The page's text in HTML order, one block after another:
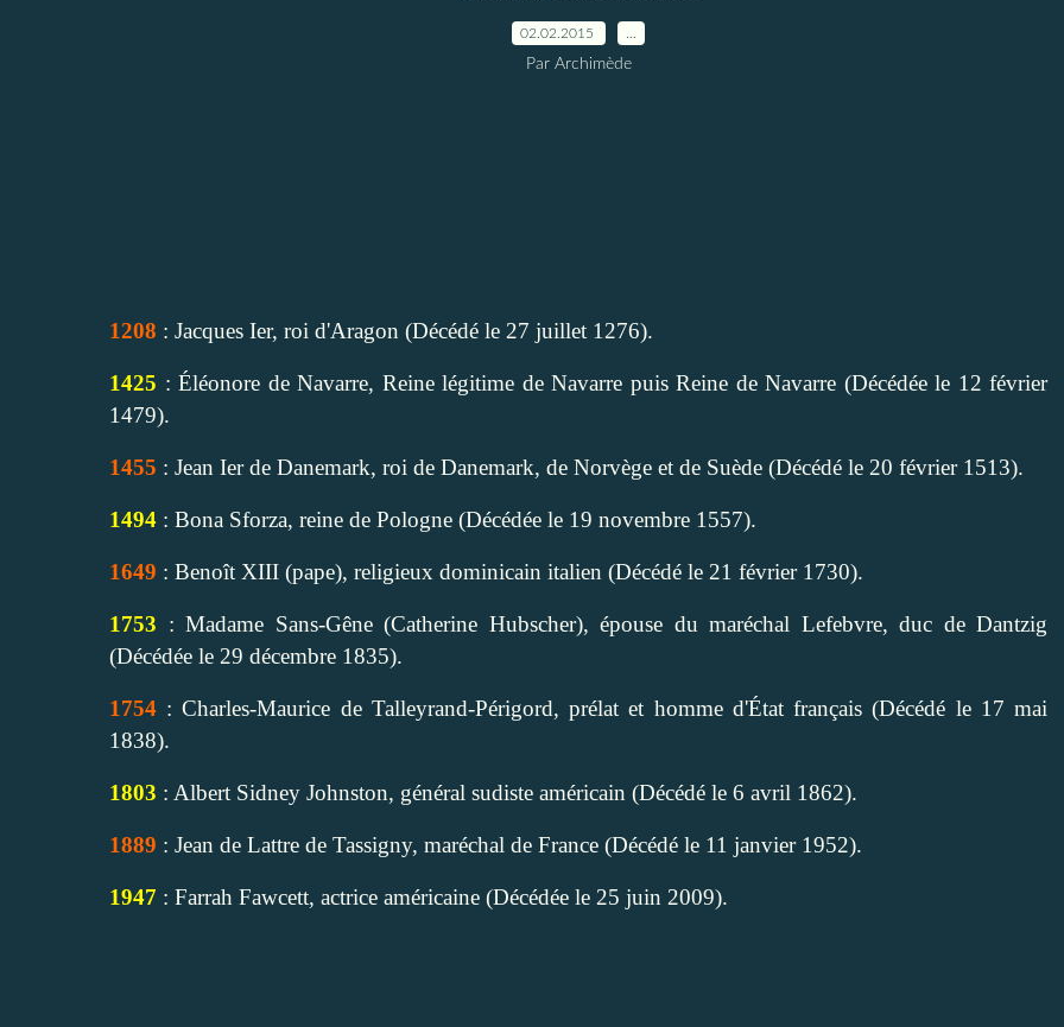
02.02.2015
Par Archimède
1208 : Jacques Ier, roi d'Aragon (Décédé le 27 juillet 1276).
1425 : Éléonore de Navarre, Reine légitime de Navarre puis Reine de Navarre (Décédée le 12 février
1479).
1455 : Jean Ier de Danemark, roi de Danemark, de Norvège et de Suède (Décédé le 20 février 1513).
1494 : Bona Sforza, reine de Pologne (Décédée le 19 novembre 1557).
1649 : Benoît XIII (pape), religieux dominicain italien (Décédé le 21 février 1730).
1753 : Madame Sans-Gêne (Catherine Hubscher), épouse du maréchal Lefebvre, duc de Dantzig
(Décédée le 29 décembre 1835).
1754 : Charles-Maurice de Talleyrand-Périgord, prélat et homme d'État français (Décédé le 17 mai
1838).
1803 : Albert Sidney Johnston, général sudiste américain (Décédé le 6 avril 1862).
1889 : Jean de Lattre de Tassigny, maréchal de France (Décédé le 11 janvier 1952).
1947 : Farrah Fawcett, actrice américaine (Décédée le 25 juin 2009).